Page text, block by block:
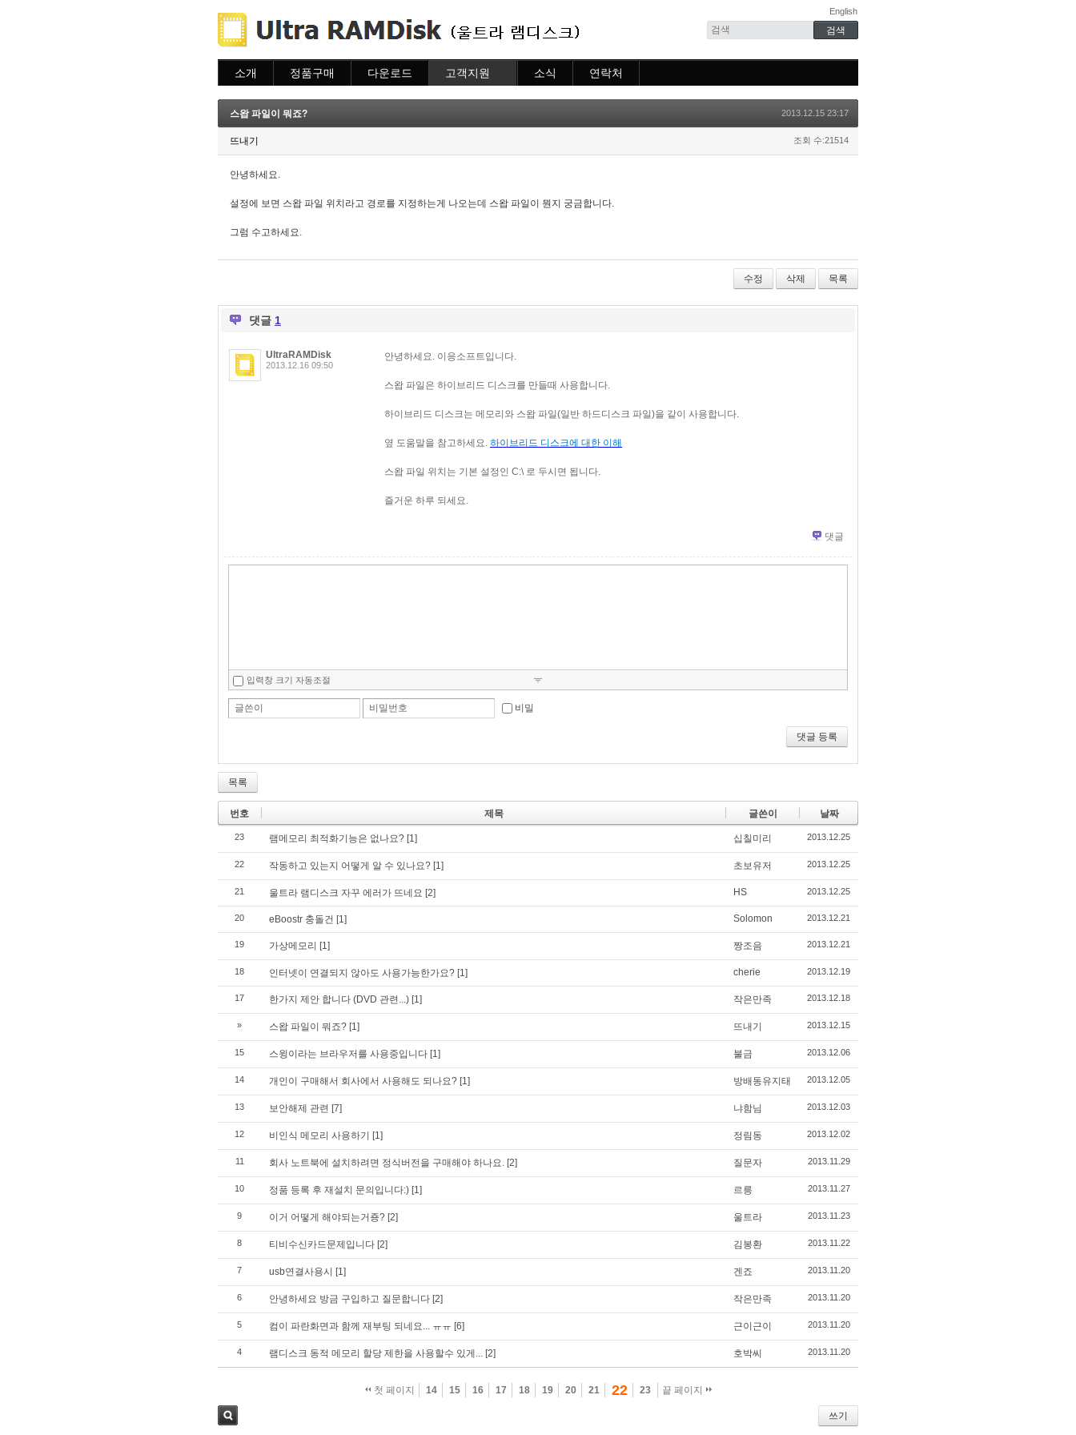
English
소개 정품구매
주문조회
이용안내
다운로드 고객지원
질문하기
소식 연락처
스왑 파일이 뭐죠?
2013.12.15 23:17
뜨내기 조회 수:21514
안녕하세요.
설정에 보면 스왑 파일 위치라고 경로를 지정하는게 나오는데 스왑 파일이 뭔지 궁금합니다.
그럼 수고하세요.
수정 삭제 목록
댓글 1
UltraRAMDisk
2013.12.16 09:50
안녕하세요. 이응소프트입니다.
스왑 파일은 하이브리드 디스크를 만들때 사용합니다.
하이브리드 디스크는 메모리와 스왑 파일(일반 하드디스크 파일)을 같이 사용합니다.
옆 도움말을 참고하세요. 하이브리드 디스크에 대한 이해
스왑 파일 위치는 기본 설정인 C:\ 로 두시면 됩니다.
즐거운 하루 되세요.
댓글
뛰
입력창 크기 자동조절
글쓴이 비밀번호 비밀
댓글 등록
목록
번호 제목 글쓴이 날짜
23 램메모리 최적화기능은 없나요? [1] 십칠미리 2013.12.25
22 작동하고 있는지 어떻게 알 수 있나요? [1] 초보유저 2013.12.25
21 울트라 램디스크 자꾸 에러가 뜨네요 [2] HS 2013.12.25
20 eBoostr 충돌건 [1] Solomon 2013.12.21
19 가상메모리 [1] 짱조음 2013.12.21
18 인터넷이 연결되지 않아도 사용가능한가요? [1] cherie 2013.12.19
17 한가지 제안 합니다 (DVD 관련...) [1] 작은만족 2013.12.18
» 스왑 파일이 뭐죠? [1] 뜨내기 2013.12.15
15 스윙이라는 브라우저를 사용중입니다 [1] 불금 2013.12.06
14 개인이 구매해서 회사에서 사용해도 되나요? [1] 방배동유지태 2013.12.05
13 보안해제 관련 [7] 냐함님 2013.12.03
12 비인식 메모리 사용하기 [1] 정림동 2013.12.02
11 회사 노트북에 설치하려면 정식버전을 구매해야 하나요. [2] 질문자 2013.11.29
10 정품 등록 후 재설치 문의입니다:) [1] 르릉 2013.11.27
9 이거 어떻게 해야되는거죵? [2] 울트라 2013.11.23
8 티비수신카드문제입니다 [2] 김봉환 2013.11.22
7 usb연결사용시 [1] 겐죠 2013.11.20
6 안녕하세요 방금 구입하고 질문합니다 [2] 작은만족 2013.11.20
5 컴이 파란화면과 함께 재부팅 되네요... ㅠㅠ [6] 근이근이 2013.11.20
4 램디스크 동적 메모리 할당 제한을 사용할수 있게... [2] 호박씨 2013.11.20
첫 페이지 14 15 16 17 18 19 20 21 22 23 끝 페이지
쓰기